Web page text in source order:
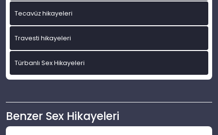
Tecavüz hikayeleri
Travesti hikayeleri
Türbanlı Sex Hikayeleri
Benzer Sex Hikayeleri